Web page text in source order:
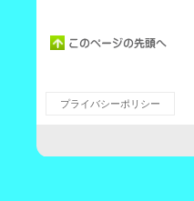
プライバシーポリシー